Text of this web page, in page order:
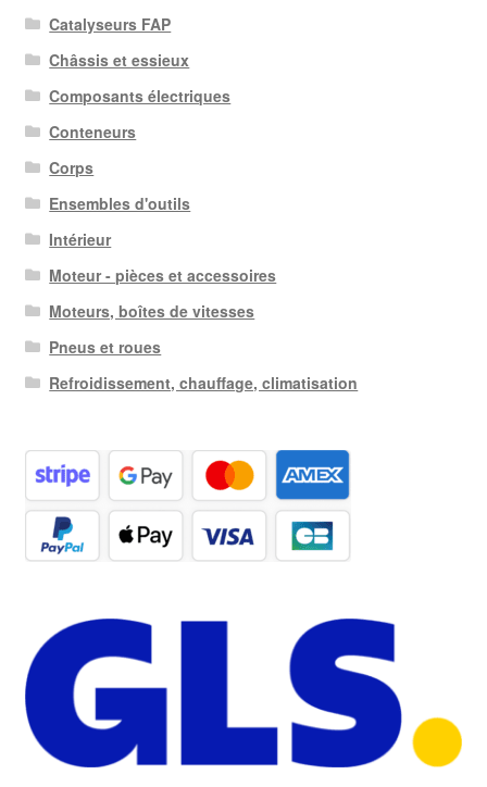
Catalyseurs FAP
Châssis et essieux
Composants électriques
Conteneurs
Corps
Ensembles d'outils
Intérieur
Moteur - pièces et accessoires
Moteurs, boîtes de vitesses
Pneus et roues
Refroidissement, chauffage, climatisation